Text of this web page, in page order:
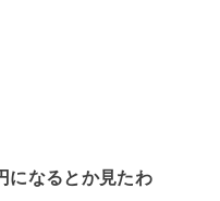
になるとか見たわ